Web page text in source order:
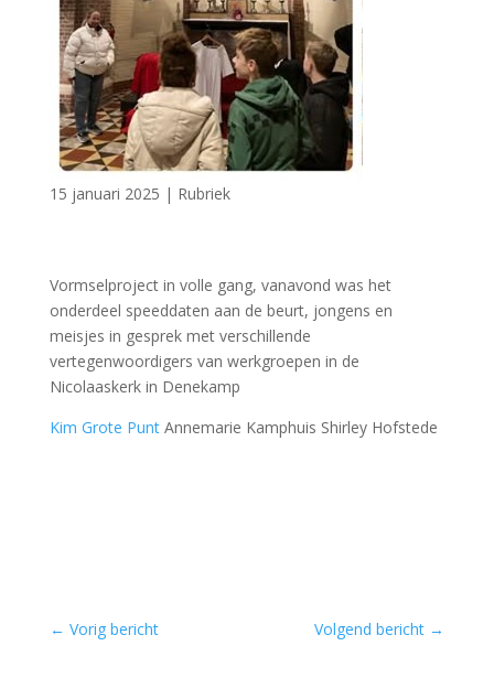
15 januari 2025 | Rubriek
Vormselproject in volle gang, vanavond was het
onderdeel speeddaten aan de beurt, jongens en
meisjes in gesprek met verschillende
vertegenwoordigers van werkgroepen in de
Nicolaaskerk in Denekamp
Kim Grote PuntAnnemarie Kamphuis Shirley Hofstede
← Vorig bericht Volgend bericht →